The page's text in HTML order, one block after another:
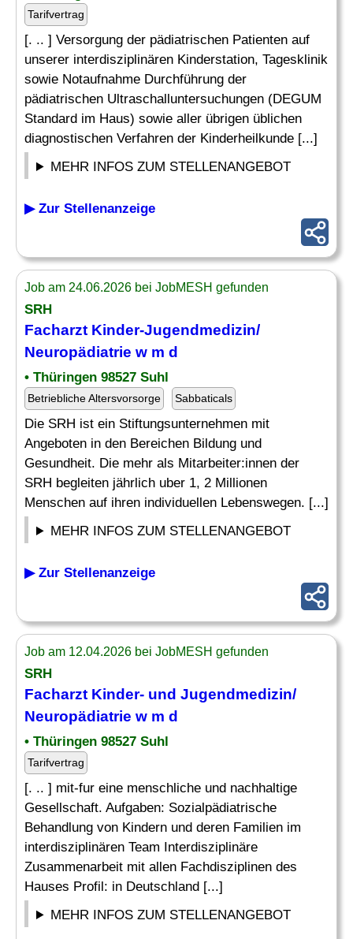
Tarifvertrag
[. .. ] Versorgung der pädiatrischen Patienten auf
unserer interdisziplinären Kinderstation, Tagesklinik
sowie Notaufnahme Durchführung der
pädiatrischen Ultraschalluntersuchungen (DEGUM
Standard im Haus) sowie aller übrigen üblichen
diagnostischen Verfahren der Kinderheilkunde [...]
MEHR INFOS ZUM STELLENANGEBOT
▶ Zur Stellenanzeige
Job am 24.06.2026 bei JobMESH gefunden
SRH
Facharzt Kinder-Jugendmedizin/
Neuropädiatrie w m d
• Thüringen 98527 Suhl
Betriebliche Altersvorsorge Sabbaticals
Die SRH ist ein Stiftungsunternehmen mit
Angeboten in den Bereichen Bildung und
Gesundheit. Die mehr als Mitarbeiter:innen der
SRH begleiten jährlich uber 1, 2 Millionen
Menschen auf ihren individuellen Lebenswegen. [...]
MEHR INFOS ZUM STELLENANGEBOT
▶ Zur Stellenanzeige
Job am 12.04.2026 bei JobMESH gefunden
SRH
Facharzt Kinder- und Jugendmedizin/
Neuropädiatrie w m d
• Thüringen 98527 Suhl
Tarifvertrag
[. .. ] mit-fur eine menschliche und nachhaltige
Gesellschaft. Aufgaben: Sozialpädiatrische
Behandlung von Kindern und deren Familien im
interdisziplinären Team Interdisziplinäre
Zusammenarbeit mit allen Fachdisziplinen des
Hauses Profil: in Deutschland [...]
MEHR INFOS ZUM STELLENANGEBOT